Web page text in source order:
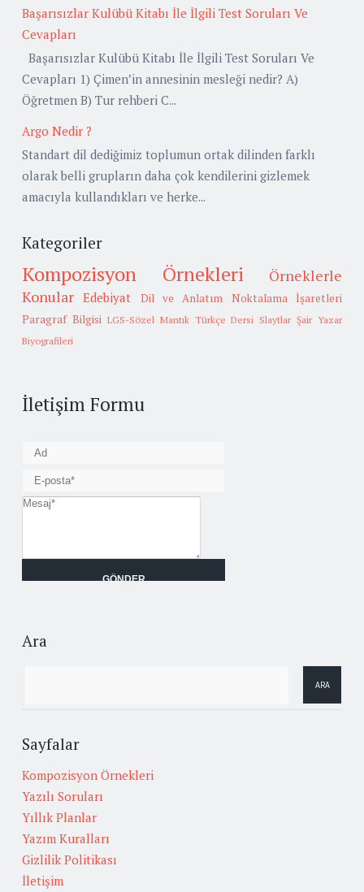
Başarısızlar Kulübü Kitabı İle İlgili Test Soruları Ve
Cevapları
Başarısızlar Kulübü Kitabı İle İlgili Test Soruları Ve
Cevapları 1) Çimen’in annesinin mesleği nedir? A)
Öğretmen B) Tur rehberi C...
Argo Nedir ?
Standart dil dediğimiz toplumun ortak dilinden farklı
olarak belli grupların daha çok kendilerini gizlemek
amacıyla kullandıkları ve herke...
Kategoriler
Kompozisyon Örnekleri
Örneklerle
Konular Edebiyat Dil ve Anlatım
Noktalama İşaretleri
Paragraf Bilgisi LGS-Sözel Mantık Türkçe Dersi Slaytlar Şair Yazar
Biyografileri
İletişim Formu
Ara
Sayfalar
Kompozisyon Örnekleri
Yazılı Soruları
Yıllık Planlar
Yazım Kuralları
Gizlilik Politikası
İletişim